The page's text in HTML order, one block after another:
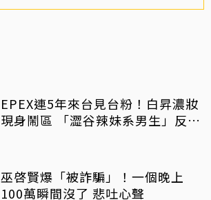
EPEX連5年來台見台粉！白昇濃妝
現身鬧區 「澀谷辣妹系男生」反差
巫啓賢爆「被詐騙」！一個晚上
100萬瞬間沒了 悲吐心聲